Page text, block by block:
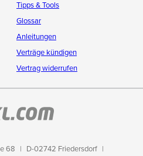
Tipps & Tools
Glossar
Anleitungen
Verträge kündigen
Vertrag widerrufen
68 D-02742 Friedersdorf